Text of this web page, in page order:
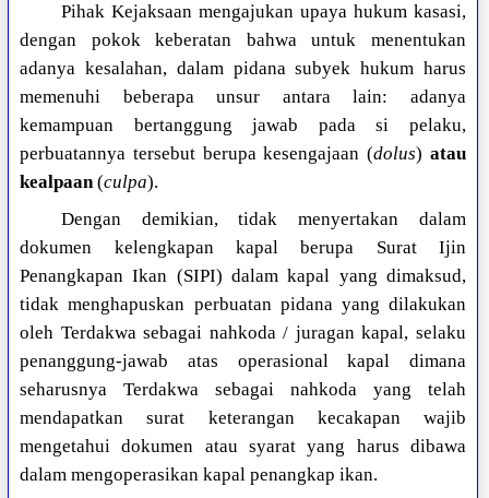
Pihak Kejaksaan mengajukan upaya hukum kasasi,
dengan pokok keberatan bahwa untuk menentukan
adanya kesalahan, dalam pidana subyek hukum harus
memenuhi beberapa unsur antara lain: adanya
kemampuan bertanggung jawab pada si pelaku,
perbuatannya tersebut berupa kesengajaan (dolus)atau
kealpaan(culpa).
Dengan demikian, tidak menyertakan dalam
dokumen kelengkapan kapal berupa Surat Ijin
Penangkapan Ikan (SIPI) dalam kapal yang dimaksud,
tidak menghapuskan perbuatan pidana yang dilakukan
oleh Terdakwa sebagai nahkoda / juragan kapal, selaku
penanggung-jawab atas operasional kapal dimana
seharusnya Terdakwa sebagai nahkoda yang telah
mendapatkan surat keterangan kecakapan wajib
mengetahui dokumen atau syarat yang harus dibawa
dalam mengoperasikan kapal penangkap ikan.